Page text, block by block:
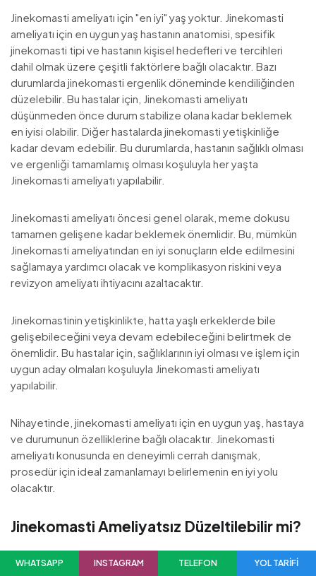
Jinekomasti ameliyatı için "en iyi" yaş yoktur. Jinekomasti
ameliyatı için en uygun yaş hastanın anatomisi, spesifik
jinekomasti tipi ve hastanın kişisel hedefleri ve tercihleri
dahil olmak üzere çeşitli faktörlere bağlı olacaktır. Bazı
durumlarda jinekomasti ergenlik döneminde kendiliğinden
düzelebilir. Bu hastalar için, Jinekomasti ameliyatı
düşünmeden önce durum stabilize olana kadar beklemek
en iyisi olabilir. Diğer hastalarda jinekomasti yetişkinliğe
kadar devam edebilir. Bu durumlarda, hastanın sağlıklı olması
ve ergenliği tamamlamış olması koşuluyla her yaşta
Jinekomasti ameliyatı yapılabilir.
Jinekomasti ameliyatı öncesi genel olarak, meme dokusu
tamamen gelişene kadar beklemek önemlidir. Bu, mümkün
Jinekomasti ameliyatından en iyi sonuçların elde edilmesini
sağlamaya yardımcı olacak ve komplikasyon riskini veya
revizyon ameliyatı ihtiyacını azaltacaktır.
Jinekomastinin yetişkinlikte, hatta yaşlı erkeklerde bile
gelişebileceğini veya devam edebileceğini belirtmek de
önemlidir. Bu hastalar için, sağlıklarının iyi olması ve işlem için
uygun aday olmaları koşuluyla Jinekomasti ameliyatı
yapılabilir.
Nihayetinde, jinekomasti ameliyatı için en uygun yaş, hastaya
ve durumunun özelliklerine bağlı olacaktır. Jinekomasti
ameliyatı konusunda en deneyimli cerrah danışmak,
prosedür için ideal zamanlamayı belirlemenin en iyi yolu
olacaktır.
Jinekomasti Ameliyatsız Düzeltilebilir mi?
Bazı durumlarda jinekomasti görülür. Bazı durumlarda
WHATSAPP INSTAGRAM TELEFON YOL TARİFİ